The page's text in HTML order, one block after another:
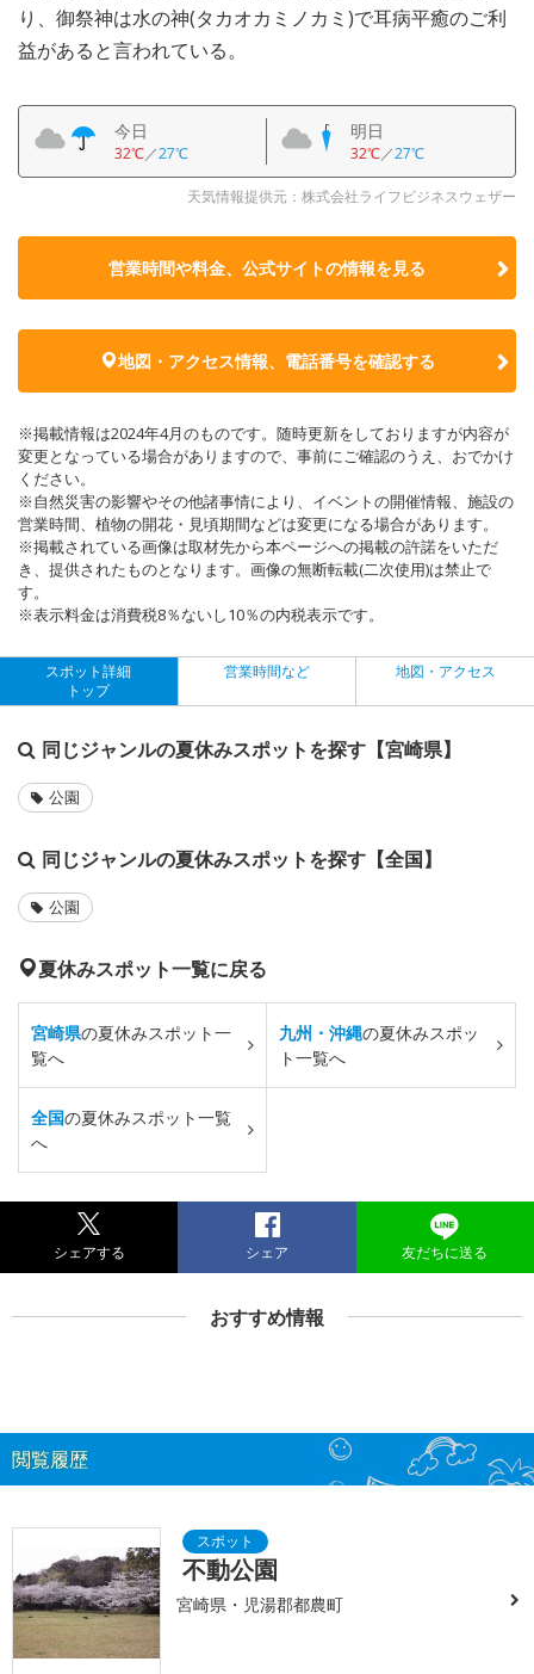
り、御祭神は水の神(タカオカミノカミ)で耳病平癒のご利
益があると言われている。
今日
32℃／27℃
明日
32℃／27℃
天気情報提供元：株式会社ライフビジネスウェザー
営業時間や料金、公式サイトの情報を見る
地図・アクセス情報、電話番号を確認する
※掲載情報は2024年4月のものです。随時更新をしておりますが内容が
変更となっている場合がありますので、事前にご確認のうえ、おでかけ
ください。
※自然災害の影響やその他諸事情により、イベントの開催情報、施設の
営業時間、植物の開花・見頃期間などは変更になる場合があります。
※掲載されている画像は取材先から本ページへの掲載の許諾をいただ
き、提供されたものとなります。画像の無断転載(二次使用)は禁止で
す。
※表示料金は消費税8％ないし10％の内税表示です。
スポット詳細
トップ
営業時間など 地図・アクセス
同じジャンルの夏休みスポットを探す【宮崎県】
公園
同じジャンルの夏休みスポットを探す【全国】
公園
夏休みスポット一覧に戻る
宮崎県の夏休みスポット一
覧へ
九州・沖縄の夏休みスポッ
ト一覧へ
全国の夏休みスポット一覧
へ
シェアする シェア 友だちに送る
おすすめ情報
閲覧履歴
不動公園
宮崎県・児湯郡都農町